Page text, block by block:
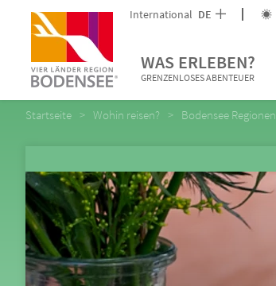
International DE
WAS ERLEBEN?
GRENZENLOSES ABENTEUER
Startseite Wohin reisen? Bodensee Regionen